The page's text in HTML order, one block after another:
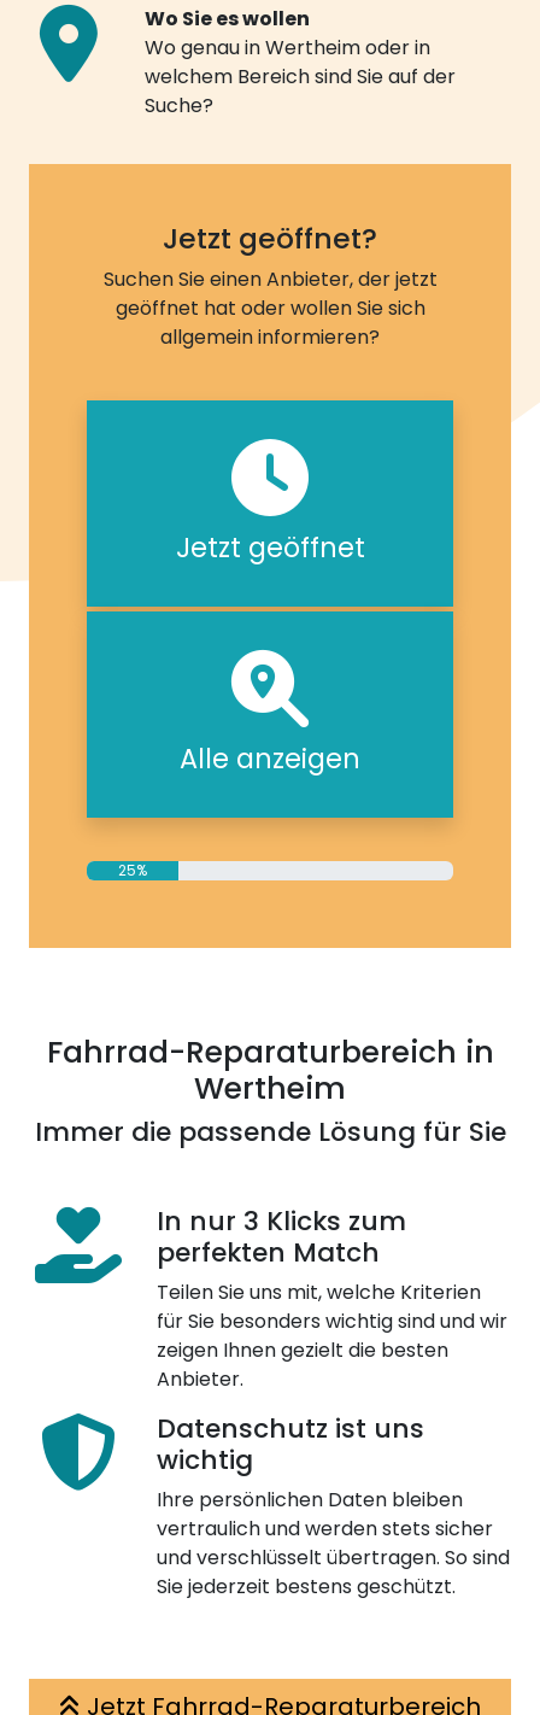
Wo Sie es wollen
Wo genau in Wertheim oder in
welchem Bereich sind Sie auf der
Suche?
Jetzt geöffnet?
Suchen Sie einen Anbieter, der jetzt
geöffnet hat oder wollen Sie sich
allgemein informieren?
Jetzt geöffnet
Alle anzeigen
25%
Fahrrad-Reparaturbereich in
Wertheim
Immer die passende Lösung für Sie
In nur 3 Klicks zum
perfekten Match
Teilen Sie uns mit, welche Kriterien
für Sie besonders wichtig sind und wir
zeigen Ihnen gezielt die besten
Anbieter.
Datenschutz ist uns
wichtig
Ihre persönlichen Daten bleiben
vertraulich und werden stets sicher
und verschlüsselt übertragen. So sind
Sie jederzeit bestens geschützt.
Jetzt Fahrrad-Reparaturbereich